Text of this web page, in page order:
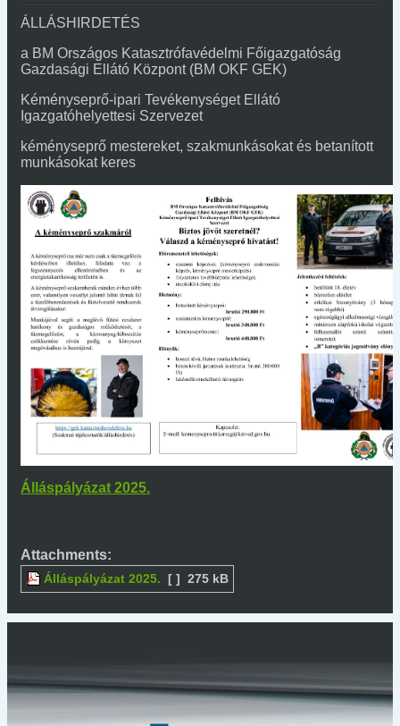
ÁLLÁSHIRDETÉS
a BM Országos Katasztrófavédelmi Főigazgatóság
Gazdasági Ellátó Központ (BM OKF GEK)
Kéményseprő-ipari Tevékenységet Ellátó
Igazgatóhelyettesi Szervezet
kéményseprő mestereket, szakmunkásokat és betanított
munkásokat keres
Álláspályázat 2025.
Attachments:
Álláspályázat 2025. [ ] 275 kB